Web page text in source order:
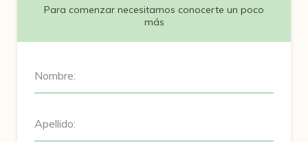
Para comenzar necesitamos conocerte un poco
más
Nombre:
Apellido: